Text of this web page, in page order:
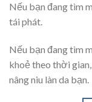
Nếu bạn đang tìm
tái phát.
Nếu bạn đang tìm
khoẻ theo thời
nâng niu làn da bạn.